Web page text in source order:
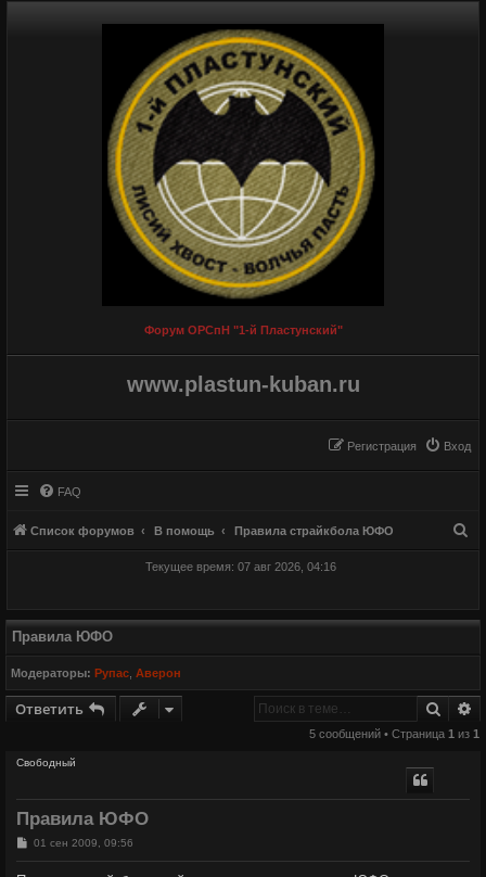
Форум ОРСпН "1-й Пластунский"
www.plastun-kuban.ru
Вход
Регистрация
FAQ
Список форумов В помощь Правила страйкбола ЮФО
Текущее время: 07 авг 2026, 04:16
Правила ЮФО
Модераторы: Рупас ,Аверон
Ответить Поиск
5 сообщений • Страница 1 из 1
Свободный
Правила ЮФО
С01 сен 2009, 09:56